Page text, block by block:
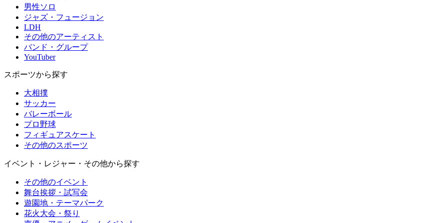
男性ソロ
ジャズ・フュージョン
LDH
その他のアーティスト
バンド・グループ
YouTuber
スポーツから探す
大相撲
サッカー
バレーボール
プロ野球
フィギュアスケート
その他のスポーツ
イベント・レジャー・その他から探す
その他のイベント
舞台挨拶・試写会
遊園地・テーマパーク
花火大会・祭り